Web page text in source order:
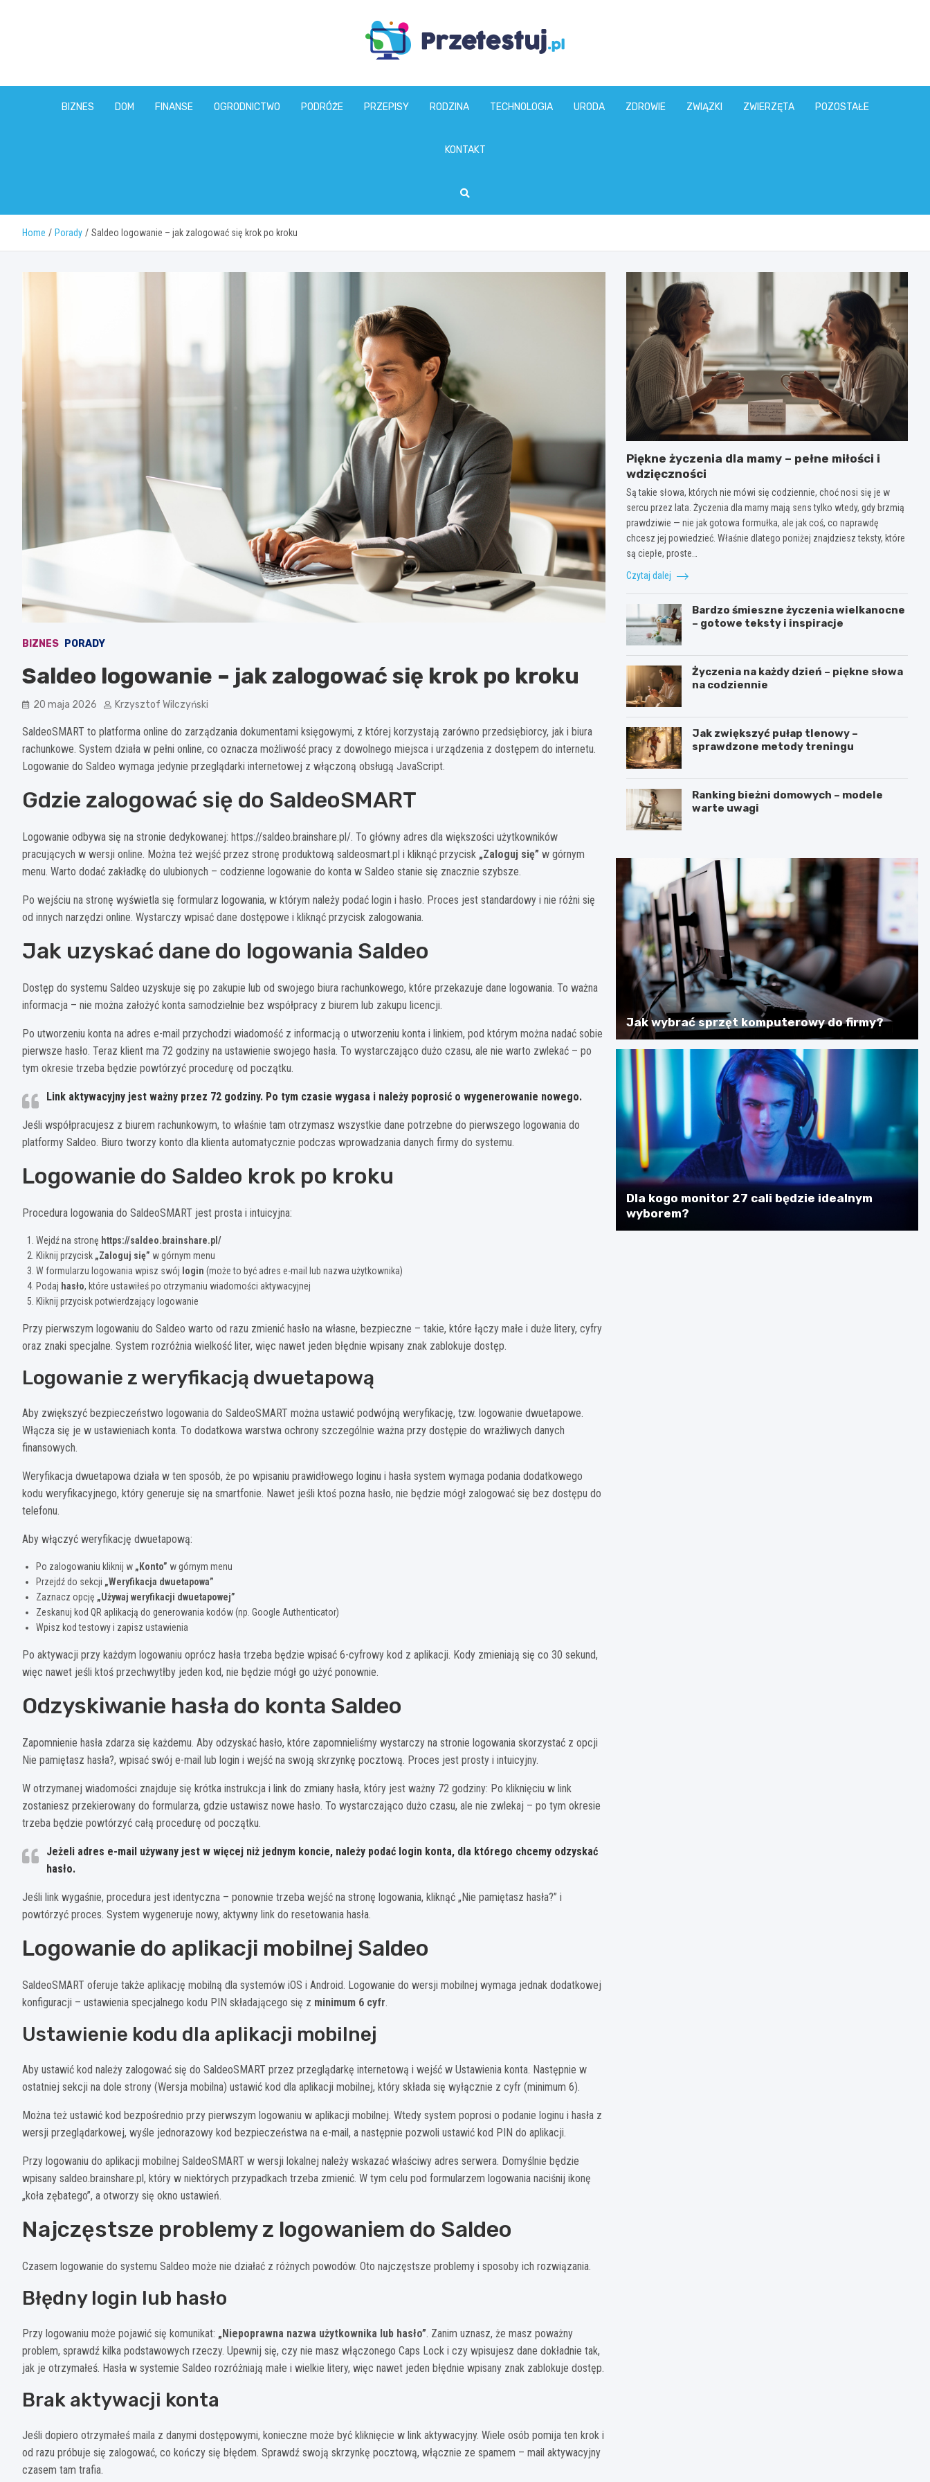
przetestuj.pl
BIZNES DOM FINANSE OGRODNICTWO PODRÓŻE PRZEPISY RODZINA TECHNOLOGIA URODA ZDROWIE ZWIĄZKI ZWIERZĘTA POZOSTAŁE
KONTAKT
Home Porady Saldeo logowanie – jak zalogować się krok po kroku
BIZNES PORADY
Saldeo logowanie – jak zalogować się krok po kroku
20 maja 2026 Krzysztof Wilczyński
SaldeoSMART to platforma online do zarządzania dokumentami księgowymi, z której korzystają zarówno przedsiębiorcy, jak i biura
rachunkowe. System działa w pełni online, co oznacza możliwość pracy z dowolnego miejsca i urządzenia z dostępem do internetu.
Logowanie do Saldeo wymaga jedynie przeglądarki internetowej z włączoną obsługą JavaScript.
Gdzie zalogować się do SaldeoSMART
Logowanie odbywa się na stronie dedykowanej: https://saldeo.brainshare.pl/. To główny adres dla większości użytkowników
pracujących w wersji online. Można też wejść przez stronę produktową saldeosmart.pl i kliknąć przycisk „Zaloguj się” w górnym
menu. Warto dodać zakładkę do ulubionych – codzienne logowanie do konta w Saldeo stanie się znacznie szybsze.
Po wejściu na stronę wyświetla się formularz logowania, w którym należy podać login i hasło. Proces jest standardowy i nie różni się
od innych narzędzi online. Wystarczy wpisać dane dostępowe i kliknąć przycisk zalogowania.
Jak uzyskać dane do logowania Saldeo
Dostęp do systemu Saldeo uzyskuje się po zakupie lub od swojego biura rachunkowego, które przekazuje dane logowania. To ważna
informacja – nie można założyć konta samodzielnie bez współpracy z biurem lub zakupu licencji.
Po utworzeniu konta na adres e-mail przychodzi wiadomość z informacją o utworzeniu konta i linkiem, pod którym można nadać sobie
pierwsze hasło. Teraz klient ma 72 godziny na ustawienie swojego hasła. To wystarczająco dużo czasu, ale nie warto zwlekać – po
tym okresie trzeba będzie powtórzyć procedurę od początku.
Link aktywacyjny jest ważny przez 72 godziny. Po tym czasie wygasa i należy poprosić o wygenerowanie nowego.
Jeśli współpracujesz z biurem rachunkowym, to właśnie tam otrzymasz wszystkie dane potrzebne do pierwszego logowania do
platformy Saldeo. Biuro tworzy konto dla klienta automatycznie podczas wprowadzania danych firmy do systemu.
Logowanie do Saldeo krok po kroku
Procedura logowania do SaldeoSMART jest prosta i intuicyjna:
Wejdź na stronę https://saldeo.brainshare.pl/
Kliknij przycisk „Zaloguj się” w górnym menu
W formularzu logowania wpisz swój login (może to być adres e-mail lub nazwa użytkownika)
Podaj hasło, które ustawiłeś po otrzymaniu wiadomości aktywacyjnej
Kliknij przycisk potwierdzający logowanie
Przy pierwszym logowaniu do Saldeo warto od razu zmienić hasło na własne, bezpieczne – takie, które łączy małe i duże litery, cyfry
oraz znaki specjalne. System rozróżnia wielkość liter, więc nawet jeden błędnie wpisany znak zablokuje dostęp.
Logowanie z weryfikacją dwuetapową
Aby zwiększyć bezpieczeństwo logowania do SaldeoSMART można ustawić podwójną weryfikację, tzw. logowanie dwuetapowe.
Włącza się je w ustawieniach konta. To dodatkowa warstwa ochrony szczególnie ważna przy dostępie do wrażliwych danych
finansowych.
Weryfikacja dwuetapowa działa w ten sposób, że po wpisaniu prawidłowego loginu i hasła system wymaga podania dodatkowego
kodu weryfikacyjnego, który generuje się na smartfonie. Nawet jeśli ktoś pozna hasło, nie będzie mógł zalogować się bez dostępu do
telefonu.
Aby włączyć weryfikację dwuetapową:
Po zalogowaniu kliknij w „Konto” w górnym menu
Przejdź do sekcji „Weryfikacja dwuetapowa”
Zaznacz opcję „Używaj weryfikacji dwuetapowej”
Zeskanuj kod QR aplikacją do generowania kodów (np. Google Authenticator)
Wpisz kod testowy i zapisz ustawienia
Po aktywacji przy każdym logowaniu oprócz hasła trzeba będzie wpisać 6-cyfrowy kod z aplikacji. Kody zmieniają się co 30 sekund,
więc nawet jeśli ktoś przechwytłby jeden kod, nie będzie mógł go użyć ponownie.
Odzyskiwanie hasła do konta Saldeo
Zapomnienie hasła zdarza się każdemu. Aby odzyskać hasło, które zapomnieliśmy wystarczy na stronie logowania skorzystać z opcji
Nie pamiętasz hasła?, wpisać swój e-mail lub login i wejść na swoją skrzynkę pocztową. Proces jest prosty i intuicyjny.
W otrzymanej wiadomości znajduje się krótka instrukcja i link do zmiany hasła, który jest ważny 72 godziny: Po kliknięciu w link
zostaniesz przekierowany do formularza, gdzie ustawisz nowe hasło. To wystarczająco dużo czasu, ale nie zwlekaj – po tym okresie
trzeba będzie powtórzyć całą procedurę od początku.
Jeżeli adres e-mail używany jest w więcej niż jednym koncie, należy podać login konta, dla którego chcemy odzyskać
hasło.
Jeśli link wygaśnie, procedura jest identyczna – ponownie trzeba wejść na stronę logowania, kliknąć „Nie pamiętasz hasła?” i
powtórzyć proces. System wygeneruje nowy, aktywny link do resetowania hasła.
Logowanie do aplikacji mobilnej Saldeo
SaldeoSMART oferuje także aplikację mobilną dla systemów iOS i Android. Logowanie do wersji mobilnej wymaga jednak dodatkowej
konfiguracji – ustawienia specjalnego kodu PIN składającego się z minimum 6 cyfr.
Ustawienie kodu dla aplikacji mobilnej
Aby ustawić kod należy zalogować się do SaldeoSMART przez przeglądarkę internetową i wejść w Ustawienia konta. Następnie w
ostatniej sekcji na dole strony (Wersja mobilna) ustawić kod dla aplikacji mobilnej, który składa się wyłącznie z cyfr (minimum 6).
Można też ustawić kod bezpośrednio przy pierwszym logowaniu w aplikacji mobilnej. Wtedy system poprosi o podanie loginu i hasła z
wersji przeglądarkowej, wyśle jednorazowy kod bezpieczeństwa na e-mail, a następnie pozwoli ustawić kod PIN do aplikacji.
Przy logowaniu do aplikacji mobilnej SaldeoSMART w wersji lokalnej należy wskazać właściwy adres serwera. Domyślnie będzie
wpisany saldeo.brainshare.pl, który w niektórych przypadkach trzeba zmienić. W tym celu pod formularzem logowania naciśnij ikonę
„koła zębatego”, a otworzy się okno ustawień.
Najczęstsze problemy z logowaniem do Saldeo
Czasem logowanie do systemu Saldeo może nie działać z różnych powodów. Oto najczęstsze problemy i sposoby ich rozwiązania.
Błędny login lub hasło
Przy logowaniu może pojawić się komunikat: „Niepoprawna nazwa użytkownika lub hasło”. Zanim uznasz, że masz poważny
problem, sprawdź kilka podstawowych rzeczy. Upewnij się, czy nie masz włączonego Caps Lock i czy wpisujesz dane dokładnie tak,
jak je otrzymałeś. Hasła w systemie Saldeo rozróżniają małe i wielkie litery, więc nawet jeden błędnie wpisany znak zablokuje dostęp.
Brak aktywacji konta
Jeśli dopiero otrzymałeś maila z danymi dostępowymi, konieczne może być kliknięcie w link aktywacyjny. Wiele osób pomija ten krok i
od razu próbuje się zalogować, co kończy się błędem. Sprawdź swoją skrzynkę pocztową, włącznie ze spamem – mail aktywacyjny
czasem tam trafia.
Piękne życzenia dla mamy – pełne miłości i
wdzięczności
Są takie słowa, których nie mówi się codziennie, choć nosi się je w
sercu przez lata. Życzenia dla mamy mają sens tylko wtedy, gdy brzmią
prawdziwie — nie jak gotowa formułka, ale jak coś, co naprawdę
chcesz jej powiedzieć. Właśnie dlatego poniżej znajdziesz teksty, które
są ciepłe, proste…
Czytaj dalej
Bardzo śmieszne życzenia wielkanocne
– gotowe teksty i inspiracje
Życzenia na każdy dzień – piękne słowa
na codziennie
Jak zwiększyć pułap tlenowy –
sprawdzone metody treningu
Ranking bieżni domowych – modele
warte uwagi
Jak wybrać sprzęt komputerowy do firmy?
Dla kogo monitor 27 cali będzie idealnym
wyborem?